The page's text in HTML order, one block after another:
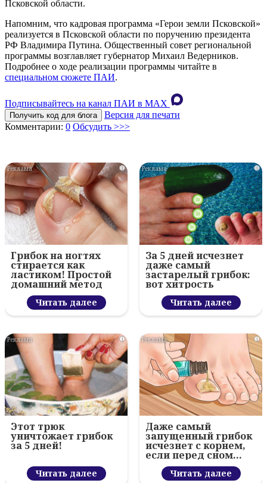
Псковской области.
Напомним, что кадровая программа «Герои земли Псковской»
реализуется в Псковской области по поручению президента
РФ Владимира Путина. Общественный совет региональной
программы возглавляет губернатор Михаил Ведерников.
Подробнее о ходе реализации программы читайте в
специальном сюжете ПАИ.
Подписывайтесь на канал ПАИ в MAХ
Получить код для блога
Версия для печати
Комментарии: 0 Обсудить >>>
i
Грибок на ногтях
стирается как
ластиком! Простой
домашний метод
Читать далее
i
За 5 дней исчезнет
даже самый
застарелый грибок:
вот хитрость
Читать далее
i
Этот трюк
уничтожает грибок
за 5 дней!
Читать далее
i
Даже самый
запущенный грибок
исчезнет с корнем,
если перед сном…
Читать далее